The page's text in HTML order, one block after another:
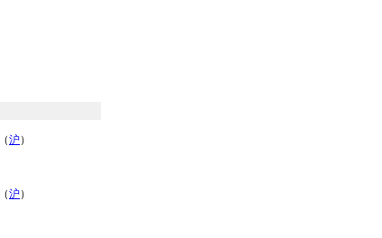
（沪）
（沪）